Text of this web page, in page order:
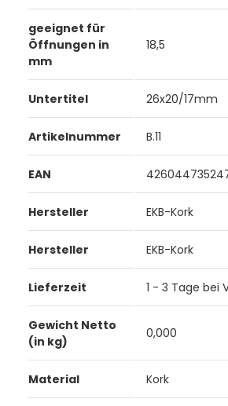
geeignet für
Öffnungen in
mm
18,5
Untertitel 26x20/17mm
Artikelnummer B.11
EAN
Hersteller EKB-Kork
Hersteller EKB-Kork
Lieferzeit 1 - 3 Tage bei
Gewicht Netto
(in kg)
0,000
Material Kork